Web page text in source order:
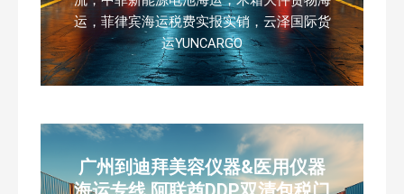
运，菲律宾海运税费实报实销，云泽国际货
运YUNCARGO
广州到迪拜美容仪器&医用仪器